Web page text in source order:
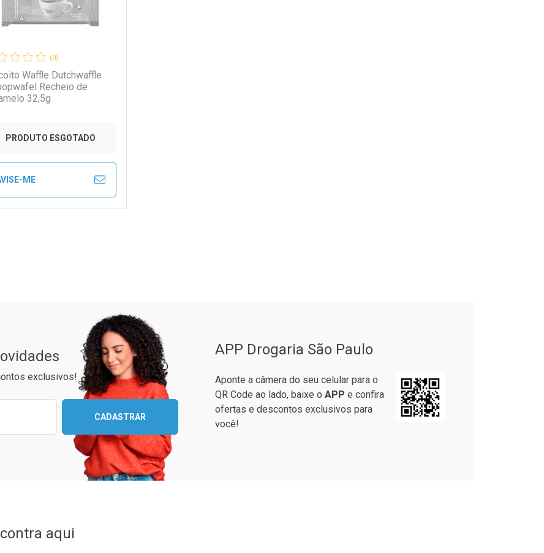
(0)
Waffle Dutchwaffle
Recheio de
32,5g
PRODUTO ESGOTADO
ME
Ver Desconto Convênio
exclusivos!
para receber as melhores ofertas:
CADASTRAR
APP Drogaria São Paulo
Aponte a câmera do seu celular para o
QR Code ao lado, baixe o APP e confira
ofertas e descontos exclusivos para
você!
aqui